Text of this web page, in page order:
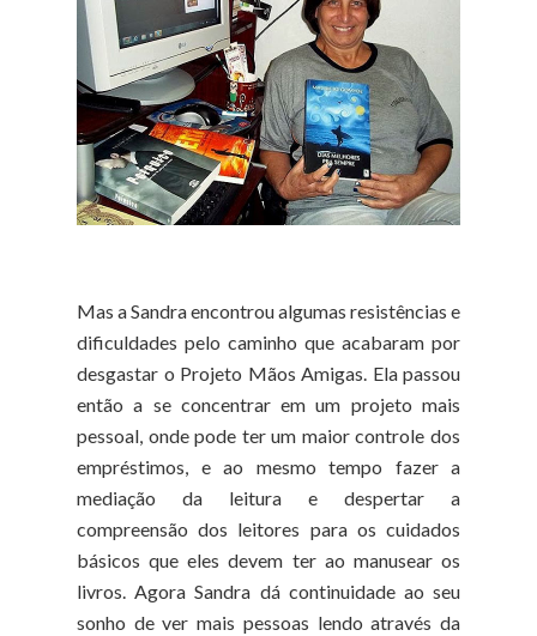
Mas a Sandra encontrou algumas resistências e
dificuldades pelo caminho que acabaram por
desgastar o Projeto Mãos Amigas. Ela passou
então a se concentrar em um projeto mais
pessoal, onde pode ter um maior controle dos
empréstimos, e ao mesmo tempo fazer a
mediação da leitura e despertar a
compreensão dos leitores para os cuidados
básicos que eles devem ter ao manusear os
livros. Agora Sandra dá continuidade ao seu
sonho de ver mais pessoas lendo através da